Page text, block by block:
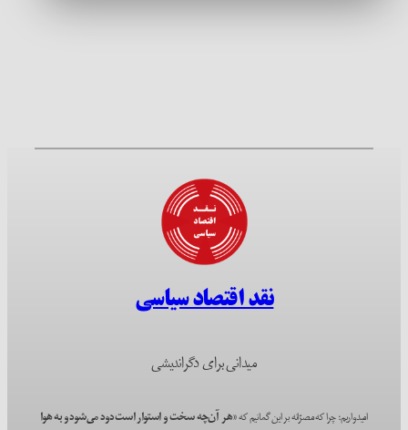
نقد اقتصاد سیاسی
میدانی برای دگراندیشی
امیدواریم؛ چرا که مصرّانه بر این گمانیم که«هر آن‌چه سخت و استوار است دود می‌شود و به هوا